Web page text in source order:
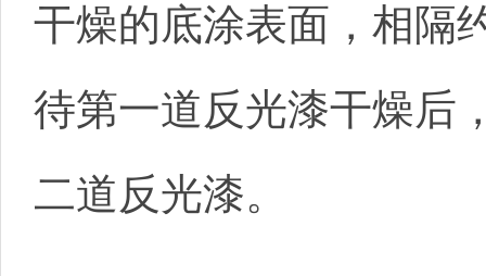
干燥的底涂表面，相隔
待第一道反光漆干燥后
二道反光漆。